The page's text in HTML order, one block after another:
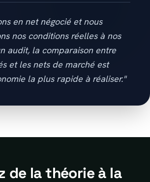
en net négocié et nous
nos conditions réelles à nos
audit, la comparaison entre
et les nets de marché est
la plus rapide à réaliser."
de la théorie à la